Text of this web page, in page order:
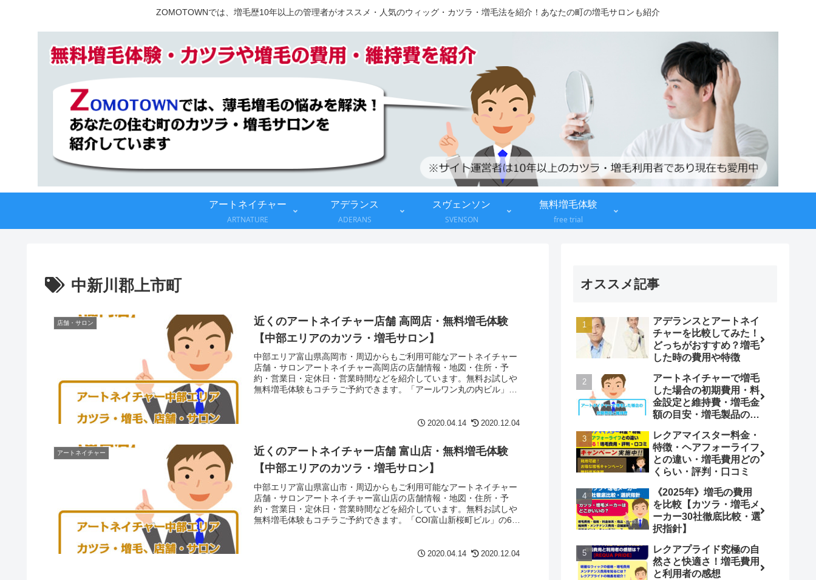
ZOMOTOWNでは、増毛歴10年以上の管理者がオススメ・人気のウィッグ・カツラ・増毛法を紹介！あなたの町の増毛サロンも紹介
アートネイチャー
ARTNATURE
アデランス
ADERANS
スヴェンソン
SVENSON
無料増毛体験
free trial
中新川郡上市町
店舗・サロン
近くのアートネイチャー店舗 高岡店・無料増毛体験
【中部エリアのカツラ・増毛サロン】
中部エリア富山県高岡市・周辺からもご利用可能なアートネイチャー
店舗・サロンアートネイチャー高岡店の店舗情報・地図・住所・予
約・営業日・定休日・営業時間などを紹介しています。無料お試しや
無料増毛体験もコチラご予約できます。「アールワン丸の内ビル」の
2020.04.14 2020.12.04
アートネイチャー
近くのアートネイチャー店舗 富山店・無料増毛体験
【中部エリアのカツラ・増毛サロン】
中部エリア富山県富山市・周辺からもご利用可能なアートネイチャー
店舗・サロンアートネイチャー富山店の店舗情報・地図・住所・予
約・営業日・定休日・営業時間などを紹介しています。無料お試しや
無料増毛体験もコチラご予約できます。「COI富山新桜町ビル」の6F
2020.04.14 2020.12.04
オススメ記事
アデランスとアートネイ
チャーを比較してみた！
どっちがおすすめ？増毛
した時の費用や特徴
アートネイチャーで増毛
した場合の初期費用・料
金設定と維持費・増毛金
額の目安・増毛製品の比
レクアマイスター料金・
特徴・ヘアフォーライフ
との違い・増毛費用どの
くらい・評判・口コミ
《2025年》増毛の費用
を比較【カツラ・増毛メ
ーカー30社徹底比較・選
択指針】
レクアプライド究極の自
然さと快適さ！増毛費用
と利用者の感想